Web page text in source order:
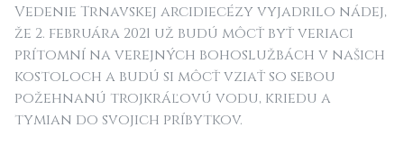
Vedenie Trnavskej arcidiecézy vyjadrilo nádej,
že 2. februára 2021 už budú môcť byť veriaci
prítomní na verejných bohoslužbách v našich
kostoloch a budú si môcť vziať so sebou
požehnanú trojkráľovú vodu, kriedu a
tymian do svojich príbytkov.